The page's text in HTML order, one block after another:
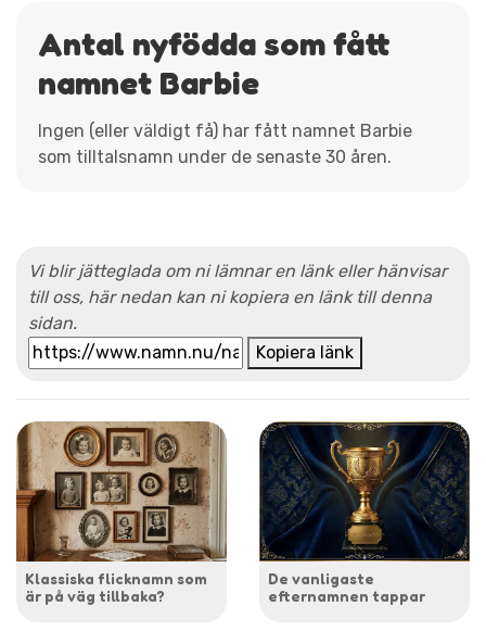
Antal nyfödda som fått
namnet Barbie
Ingen (eller väldigt få) har fått namnet Barbie
som tilltalsnamn under de senaste 30 åren.
Vi blir jätteglada om ni lämnar en länk eller hänvisar
till oss, här nedan kan ni kopiera en länk till denna
sidan.
Kopiera länk
Klassiska flicknamn som
är på väg tillbaka?
De vanligaste
efternamnen tappar